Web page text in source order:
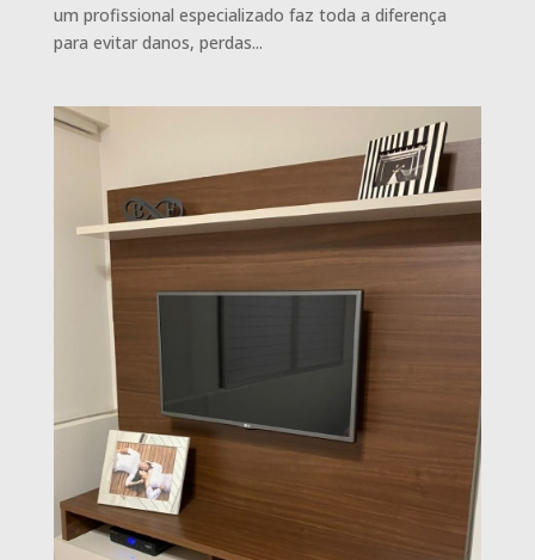
um profissional especializado faz toda a diferença
para evitar danos, perdas...